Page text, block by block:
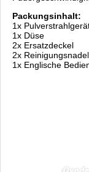
Packungsinhalt:
1x
1x Düse
2x Ersatzdeckel
2x
1x Englische